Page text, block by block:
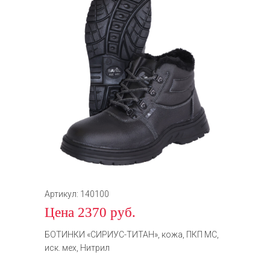
Артикул: 140100
Цена 2370 руб.
БОТИНКИ «СИРИУС-ТИТАН», кожа, ПКП МС,
иск. мех, Нитрил